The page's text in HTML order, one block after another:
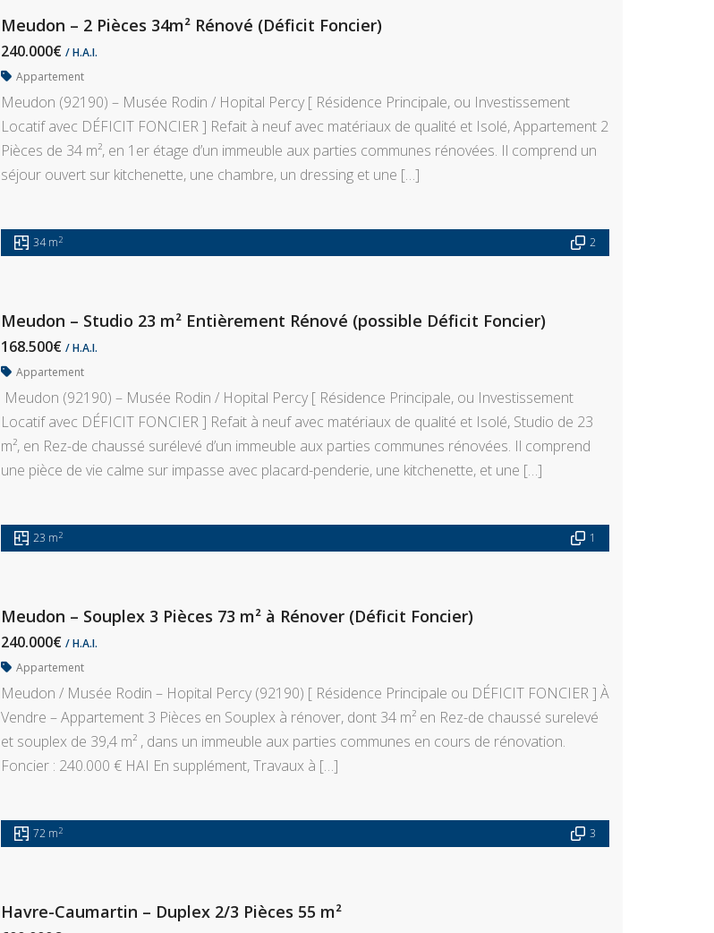
Meudon – 2 Pièces 34m² Rénové (Déficit Foncier)
240.000€ / H.A.I.
Appartement
Meudon (92190) – Musée Rodin / Hopital Percy [ Résidence Principale, ou Investissement
Locatif avec DÉFICIT FONCIER ] Refait à neuf avec matériaux de qualité et Isolé, Appartement 2
Pièces de 34 m², en 1er étage d’un immeuble aux parties communes rénovées. Il comprend un
séjour ouvert sur kitchenette, une chambre, un dressing et une […]
34 m2 2
Meudon – Studio 23 m² Entièrement Rénové (possible Déficit Foncier)
168.500€ / H.A.I.
Appartement
Meudon (92190) – Musée Rodin / Hopital Percy [ Résidence Principale, ou Investissement
Locatif avec DÉFICIT FONCIER ] Refait à neuf avec matériaux de qualité et Isolé, Studio de 23
m², en Rez-de chaussé surélevé d’un immeuble aux parties communes rénovées. Il comprend
une pièce de vie calme sur impasse avec placard-penderie, une kitchenette, et une […]
23 m2 1
Meudon – Souplex 3 Pièces 73 m² à Rénover (Déficit Foncier)
240.000€ / H.A.I.
Appartement
Meudon / Musée Rodin – Hopital Percy (92190) [ Résidence Principale ou DÉFICIT FONCIER ] À
Vendre – Appartement 3 Pièces en Souplex à rénover, dont 34 m² en Rez-de chaussé surelevé
et souplex de 39,4 m² , dans un immeuble aux parties communes en cours de rénovation.
Foncier : 240.000 € HAI En supplément, Travaux à […]
72 m2 3
Havre-Caumartin – Duplex 2/3 Pièces 55 m²